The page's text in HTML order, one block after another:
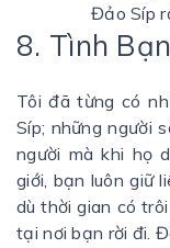
Đảo Síp
8. Tình Bạn
Tôi đã từng có
Síp; những người
người mà khi họ
giới, bạn luôn giữ
dù thời gian có
tại nơi bạn rời đi.